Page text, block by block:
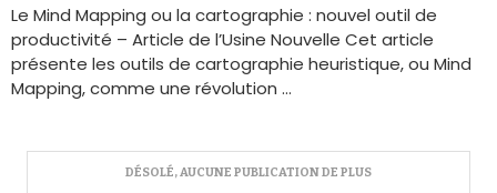
Le Mind Mapping ou la cartographie : nouvel outil de
productivité – Article de l’Usine Nouvelle Cet article
présente les outils de cartographie heuristique, ou Mind
Mapping, comme une révolution …
NOS ARTICLES RÉCENTS